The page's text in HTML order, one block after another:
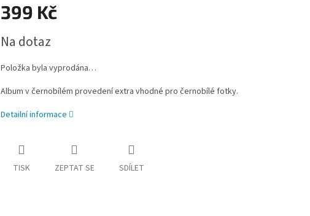
399 Kč
cena:
Na dotaz
Položka byla vyprodána…
Album v černobílém provedení extra vhodné pro černobílé fotky.
Detailní informace
TISK ZEPTAT SE SDÍLET